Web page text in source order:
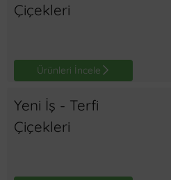
Çiçekleri
Ürünleri İncele
Yeni İş - Terfi
Çiçekleri